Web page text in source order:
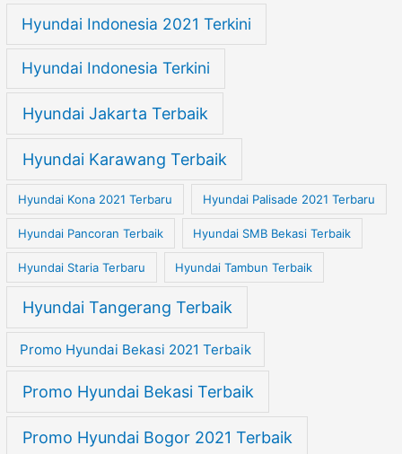
Hyundai Indonesia 2021 Terkini
Hyundai Indonesia Terkini
Hyundai Jakarta Terbaik
Hyundai Karawang Terbaik
Hyundai Kona 2021 Terbaru Hyundai Palisade 2021 Terbaru
Hyundai Pancoran Terbaik Hyundai SMB Bekasi Terbaik
Hyundai Staria Terbaru Hyundai Tambun Terbaik
Hyundai Tangerang Terbaik
Promo Hyundai Bekasi 2021 Terbaik
Promo Hyundai Bekasi Terbaik
Promo Hyundai Bogor 2021 Terbaik